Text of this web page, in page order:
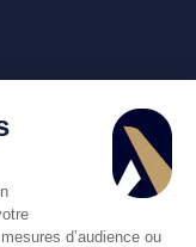
d’audience ou